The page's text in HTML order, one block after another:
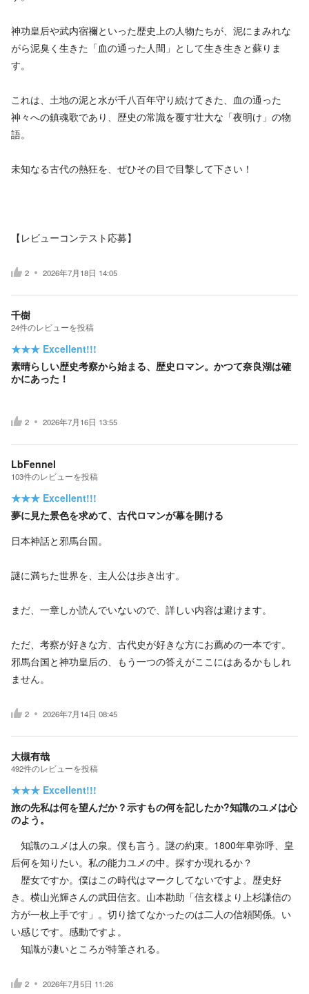
神功皇后や武内宿禰といった歴史上の人物たちが、泥にまみれな
がら泥臭く生きた「血の通った人間」として生き生きと蘇りま
す。
これは、土地の泥と水が千八百年守り続けてきた、血の通った
神々への鎮魂歌であり、歴史の常識を覆す壮大な「夜明け」の物
語。
未知なる古代の熱狂を、ぜひその目で目撃して下さい！
【レビューコンテスト応募】
2 2026年7月18日 14:05
千樹
24件のレビューを投稿
★★★ Excellent!!!
素晴らしい歴史考察から始まる、歴史ロマン。かつて奈良湖は確
かにあった！
2 2026年7月16日 13:55
LbFennel
103件のレビューを投稿
★★★ Excellent!!!
夢に見た景色を求めて、古代ロマンが幕を開ける
日本神話と邪馬台国。
謎に満ちた世界を、主人公は歩き出す。
まだ、一章しか読んでいないので、詳しい内容は避けます。
ただ、考察が好きな方、古代史が好きな方にお薦めの一本です。
邪馬台国と神功皇后の、もう一つの答えがここにはあるかもしれ
ません。
2 2026年7月14日 08:45
大槻有哉
492件のレビューを投稿
★★★ Excellent!!!
旅の先私は何を望んだか？示すもの何を記したか?知識のユメは心
のよう。
知識のユメは人の泉。僕も言う。謎の約束。1800年卑弥呼、皇
后何を知りたい。私の能力ユメの中。探すか現れるか？
歴女ですか。僕はこの時代はマークしてないですよ。歴史好
き。横山光輝さんの武田信玄。山本勘助「信玄様より上杉謙信の
方が一枚上手です」。切り捨てなかったのは二人の信頼関係。い
い感じです。感動ですよ。
知識が凄いところが特筆される。
2 2026年7月5日 11:26